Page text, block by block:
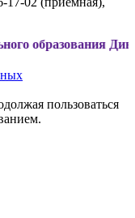
Динской район
пользоваться